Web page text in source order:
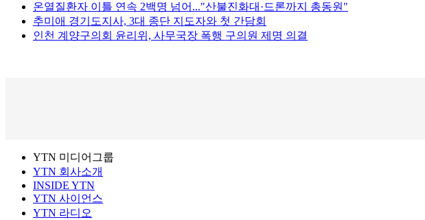
온열질환자 이틀 연속 2백명 넘어..."산불진화대·드론까지 총동원"
추미애 경기도지사, 3대 종단 지도자와 첫 간담회
인천 계양구의회 윤리위, 사무국장 폭행 구의원 제명 의결
YTN 미디어그룹
YTN 회사소개
INSIDE YTN
YTN 사이언스
YTN 라디오